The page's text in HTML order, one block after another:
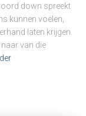
down spreekt
kunnen voelen,
laten krijgen.
van die